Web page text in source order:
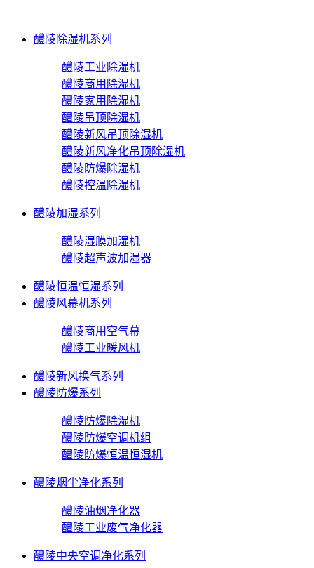
醴陵除湿机系列
醴陵工业除湿机
醴陵商用除湿机
醴陵家用除湿机
醴陵吊顶除湿机
醴陵新风吊顶除湿机
醴陵新风净化吊顶除湿机
醴陵防爆除湿机
醴陵控温除湿机
醴陵加湿系列
醴陵湿膜加湿机
醴陵超声波加湿器
醴陵恒温恒湿系列
醴陵风幕机系列
醴陵商用空气幕
醴陵工业暖风机
醴陵新风换气系列
醴陵防爆系列
醴陵防爆除湿机
醴陵防爆空调机组
醴陵防爆恒温恒湿机
醴陵烟尘净化系列
醴陵油烟净化器
醴陵工业废气净化器
醴陵中央空调净化系列